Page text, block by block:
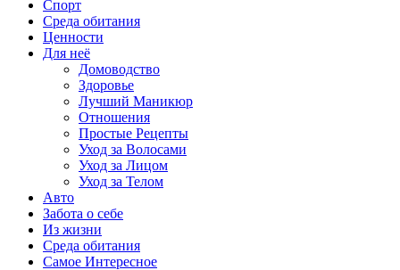
Спорт
Среда обитания
Ценности
Для неё
Домоводство
Здоровье
Лучший Маникюр
Отношения
Простые Рецепты
Уход за Волосами
Уход за Лицом
Уход за Телом
Авто
Забота о себе
Из жизни
Среда обитания
Самое Интересное